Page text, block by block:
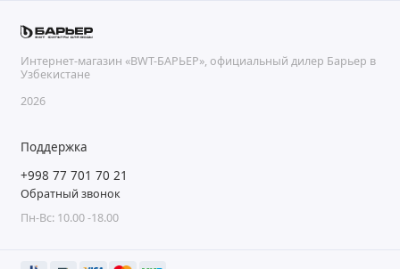
Интернет-магазин «BWT-БАРЬЕР», официальный дилер Барьер в
Узбекистане
2026
Поддержка
+998 77 701 70 21
Обратный звонок
Пн-Вс: 10.00 -18.00